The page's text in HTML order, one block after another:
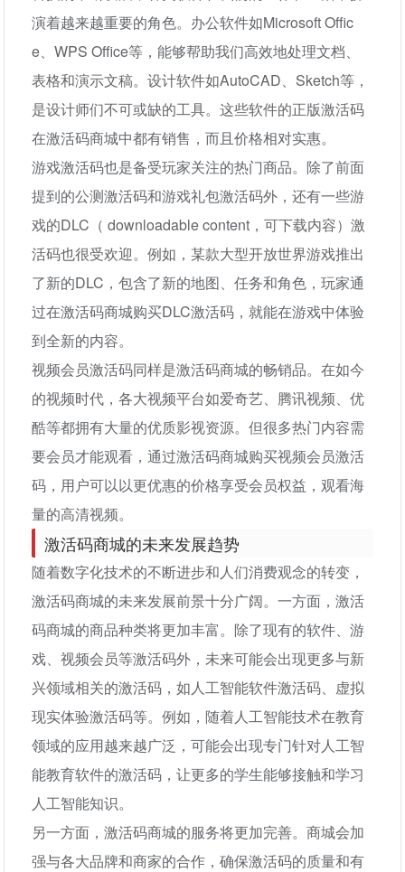
演着越来越重要的角色。办公软件如Microsoft Offic
e、WPS Office等，能够帮助我们高效地处理文档、
表格和演示文稿。设计软件如AutoCAD、Sketch等，
是设计师们不可或缺的工具。这些软件的正版激活码
在激活码商城中都有销售，而且价格相对实惠。
游戏激活码也是备受玩家关注的热门商品。除了前面
提到的公测激活码和游戏礼包激活码外，还有一些游
戏的DLC（ downloadable content，可下载内容）激
活码也很受欢迎。例如，某款大型开放世界游戏推出
了新的DLC，包含了新的地图、任务和角色，玩家通
过在激活码商城购买DLC激活码，就能在游戏中体验
到全新的内容。
视频会员激活码同样是激活码商城的畅销品。在如今
的视频时代，各大视频平台如爱奇艺、腾讯视频、优
酷等都拥有大量的优质影视资源。但很多热门内容需
要会员才能观看，通过激活码商城购买视频会员激活
码，用户可以以更优惠的价格享受会员权益，观看海
量的高清视频。
激活码商城的未来发展趋势
随着数字化技术的不断进步和人们消费观念的转变，
激活码商城的未来发展前景十分广阔。一方面，激活
码商城的商品种类将更加丰富。除了现有的软件、游
戏、视频会员等激活码外，未来可能会出现更多与新
兴领域相关的激活码，如人工智能软件激活码、虚拟
现实体验激活码等。例如，随着人工智能技术在教育
领域的应用越来越广泛，可能会出现专门针对人工智
能教育软件的激活码，让更多的学生能够接触和学习
人工智能知识。
另一方面，激活码商城的服务将更加完善。商城会加
强与各大品牌和商家的合作，确保激活码的质量和有